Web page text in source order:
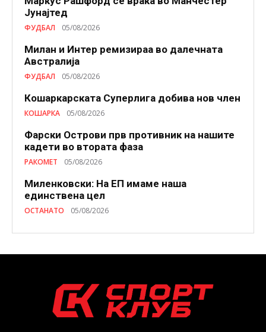
Јунајтед
ФУДБАЛ 05/08/2026
Милан и Интер ремизираа во далечната
Австралија
ФУДБАЛ 05/08/2026
Кошаркарската Суперлига добива нов член
КОШАРКА 05/08/2026
Фарски Острови прв противник на нашите
кадети во втората фаза
РАКОМЕТ 05/08/2026
Миленковски: На ЕП имаме наша
единствена цел
ОСТАНАТО 05/08/2026